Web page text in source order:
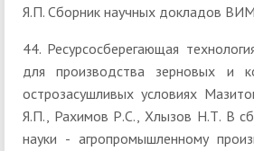
Я.П. Сборник научных докладов
44. Ресурсосберегающая
для производства зерновых и
острозасушливых условиях
Я.П., Рахимов Р.С., Хлызов Н.Т. В
науки - агропромышленному